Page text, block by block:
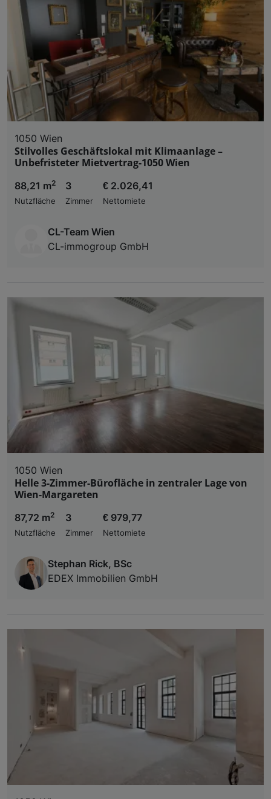
1050 Wien
Stilvolles Geschäftslokal mit Klimaanlage –
Unbefristeter Mietvertrag-1050 Wien
88,21 m2
Nutzfläche
3
Zimmer
€ 2.026,41
Nettomiete
CL-Team Wien
CL-immogroup GmbH
1050 Wien
Helle 3-Zimmer-Bürofläche in zentraler Lage von
Wien-Margareten
87,72 m2
Nutzfläche
3
Zimmer
€ 979,77
Nettomiete
Stephan Rick, BSc
EDEX Immobilien GmbH